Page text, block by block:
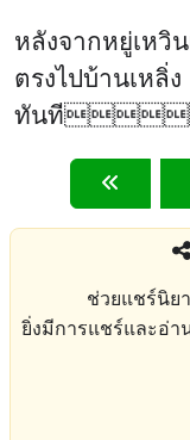
หลังจากหยู่เหวิ
ตรงไปบ้านเหลิ่ง
ทันที
ช่วยแชร์นิย
ยิ่งมีการแชร์และอ่า